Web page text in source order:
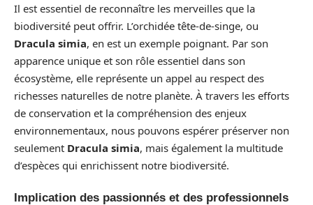
Il est essentiel de reconnaître les merveilles que la
biodiversité peut offrir. L’orchidée tête-de-singe, ou
Dracula simia, en est un exemple poignant. Par son
apparence unique et son rôle essentiel dans son
écosystème, elle représente un appel au respect des
richesses naturelles de notre planète. À travers les efforts
de conservation et la compréhension des enjeux
environnementaux, nous pouvons espérer préserver non
seulement Dracula simia, mais également la multitude
d’espèces qui enrichissent notre biodiversité.
Implication des passionnés et des professionnels